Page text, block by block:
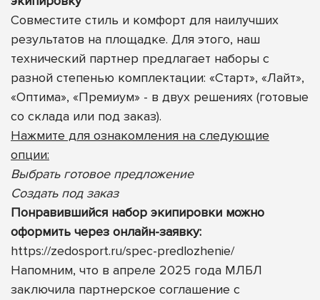
Совместите стиль и комфорт для наилучших
результатов на площадке. Для этого, наш
технический партнер предлагает наборы с
разной степенью комплектации: «Старт», «Лайт»,
«Оптима», «Премиум» - в двух решениях (готовые
со склада или под заказ).
Нажмите для ознакомления на следующие
опции:
Выбрать готовое предложение
Создать под заказ
Понравившийся набор экипировки можно
оформить через онлайн-заявку:
https://zedosport.ru/spec-predlozhenie/
Напомним, что в апреле 2025 года МЛБЛ
заключила партнерское соглашение с